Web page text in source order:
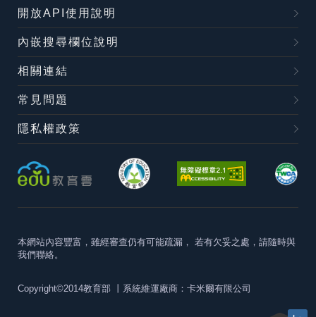
開放API使用說明
內嵌搜尋欄位說明
相關連結
常見問題
隱私權政策
本網站內容豐富，雖經審查仍有可能疏漏， 若有欠妥之處，請隨時與
我們聯絡。
Copyright©2014教育部 丨系統維運廠商：卡米爾有限公司